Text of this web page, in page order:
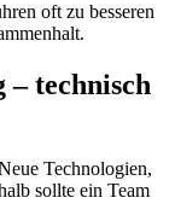
oft zu besseren
technisch
Technologien,
sollte ein Team